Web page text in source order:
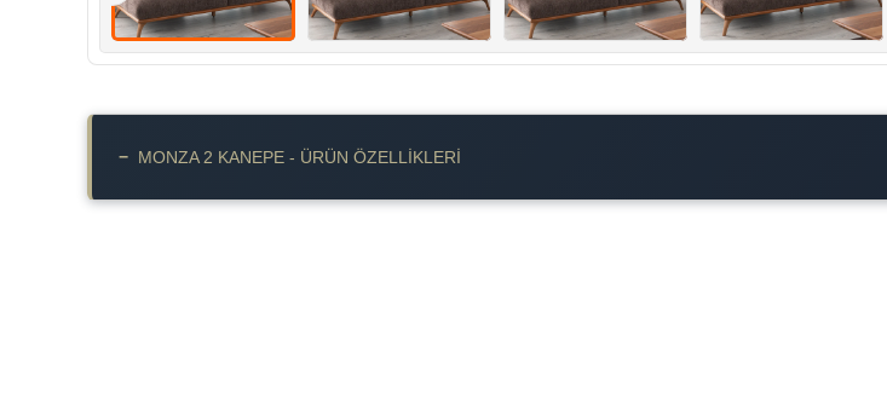
− MONZA 2 KANEPE - ÜRÜN ÖZELLIKLERI